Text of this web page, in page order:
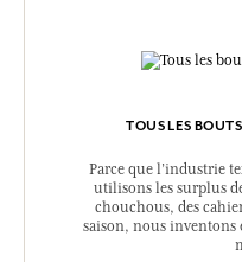
TOUS LES
Parce que l’industrie
utilisons les surplus
chouchous, des
saison, nous inventons